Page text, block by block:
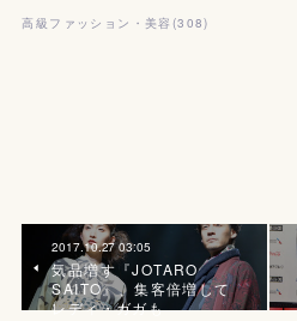
高級ファッション・美容 (308)
2017.10.27 03:05
気品増す『JOTARO
SAITO』、集客倍増して
レディ・ガガも